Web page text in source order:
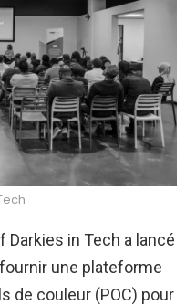
Darkies in Tech a lancé
une plateforme
de couleur (POC) pour